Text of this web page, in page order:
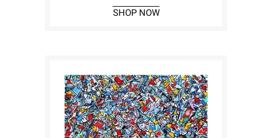
SHOP NOW